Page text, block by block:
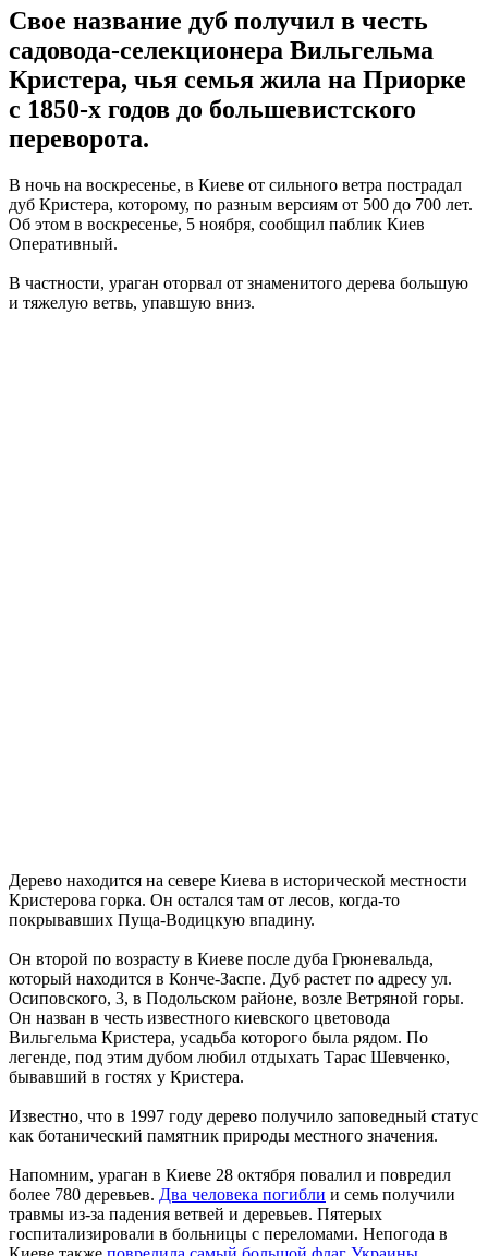
Свое название дуб получил в честь
садовода-селекционера Вильгельма
Кристера, чья семья жила на Приорке
с 1850-х годов до большевистского
переворота.
В ночь на воскресенье, в Киеве от сильного ветра пострадал
дуб Кристера, которому, по разным версиям от 500 до 700 лет.
Об этом в воскресенье, 5 ноября, сообщил паблик Киев
Оперативный.
В частности, ураган оторвал от знаменитого дерева большую
и тяжелую ветвь, упавшую вниз.
Дерево находится на севере Киева в исторической местности
Кристерова горка. Он остался там от лесов, когда-то
покрывавших Пуща-Водицкую впадину.
Он второй по возрасту в Киеве после дуба Грюневальда,
который находится в Конче-Заспе. Дуб растет по адресу ул.
Осиповского, 3, в Подольском районе, возле Ветряной горы.
Он назван в честь известного киевского цветовода
Вильгельма Кристера, усадьба которого была рядом. По
легенде, под этим дубом любил отдыхать Тарас Шевченко,
бывавший в гостях у Кристера.
Известно, что в 1997 году дерево получило заповедный статус
как ботанический памятник природы местного значения.
Напомним, ураган в Киеве 28 октября повалил и повредил
более 780 деревьев. Два человека погибли и семь получили
травмы из-за падения ветвей и деревьев. Пятерых
госпитализировали в больницы с переломами. Непогода в